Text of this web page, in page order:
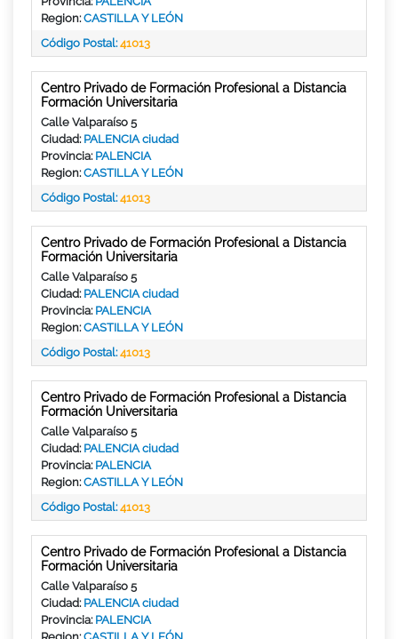
Region:CASTILLA Y LEÓN
Código Postal:41013
Centro Privado de Formación Profesional a Distancia
Formación Universitaria
Calle Valparaíso 5
Ciudad: PALENCIA ciudad
Provincia: PALENCIA
Region:CASTILLA Y LEÓN
Código Postal:41013
Centro Privado de Formación Profesional a Distancia
Formación Universitaria
Calle Valparaíso 5
Ciudad: PALENCIA ciudad
Provincia: PALENCIA
Region:CASTILLA Y LEÓN
Código Postal:41013
Centro Privado de Formación Profesional a Distancia
Formación Universitaria
Calle Valparaíso 5
Ciudad: PALENCIA ciudad
Provincia: PALENCIA
Region:CASTILLA Y LEÓN
Código Postal:41013
Centro Privado de Formación Profesional a Distancia
Formación Universitaria
Calle Valparaíso 5
Ciudad: PALENCIA ciudad
Provincia: PALENCIA